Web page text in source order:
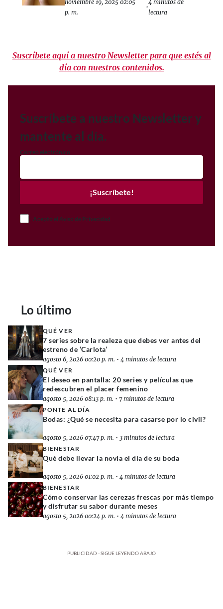
noviembre 19, 2025 02:05
p. m.
•
4 minutos de
lectura
Suscríbete aquí a nuestro Newsletter para que estés al
día con nuestros contenidos.
Suscríbete a nuestro Newsletter y
mantente al día.
Correo electrónico
¡Suscríbete!
Acepto el Aviso de Privacidad
Lo último
QUÉ VER
7 series sobre la realeza que debes ver antes del
estreno de ‘Carlota’
agosto 6, 2026 00:20 p. m. • 4 minutos de lectura
QUÉ VER
El deseo en pantalla: 20 series y películas que
redescubren el placer femenino
agosto 5, 2026 08:13 p. m. • 7 minutos de lectura
PONTE AL DÍA
Bodas: ¿Qué se necesita para casarse por lo civil?
agosto 5, 2026 07:47 p. m. • 3 minutos de lectura
BIENESTAR
Qué debe llevar la novia el día de su boda
agosto 5, 2026 01:02 p. m. • 4 minutos de lectura
BIENESTAR
Cómo conservar las cerezas frescas por más tiempo
y disfrutar su sabor durante meses
agosto 5, 2026 00:24 p. m. • 4 minutos de lectura
PUBLICIDAD - SIGUE LEYENDO ABAJO